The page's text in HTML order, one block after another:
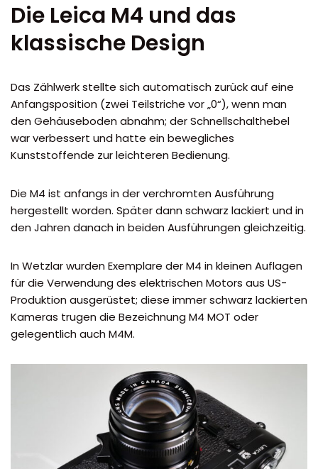
Die Leica M4 und das
klassische Design
Das Zählwerk stellte sich automatisch zurück auf eine
Anfangsposition (zwei Teilstriche vor „0“), wenn man
den Gehäuseboden abnahm; der Schnellschalthebel
war verbessert und hatte ein bewegliches
Kunststoffende zur leichteren Bedienung.
Die M4 ist anfangs in der verchromten Ausführung
hergestellt worden. Später dann schwarz lackiert und in
den Jahren danach in beiden Ausführungen gleichzeitig.
In Wetzlar wurden Exemplare der M4 in kleinen Auflagen
für die Verwendung des elektrischen Motors aus US-
Produktion ausgerüstet; diese immer schwarz lackierten
Kameras trugen die Bezeichnung M4 MOT oder
gelegentlich auch M4M.